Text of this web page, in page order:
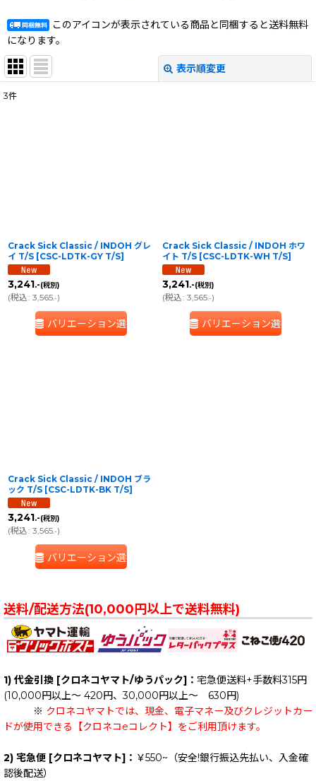
このアイコンが表示されている商品と同梱すると送料無料
になります。
表示順変更
3件
Crack Sick Classic / INDOH グレ
イ T/S [CSC-LDTK-GY T/S]
3,241.-(税別)
(税込: 3,565.-)
バリエーション選択
Crack Sick Classic / INDOH ホワ
イト T/S [CSC-LDTK-WH T/S]
3,241.-(税別)
(税込: 3,565.-)
バリエーション選択
Crack Sick Classic / INDOH ブラ
ック T/S [CSC-LDTK-BK T/S]
3,241.-(税別)
(税込: 3,565.-)
バリエーション選択
送料/配送方法(10,000円以上で送料無料)
1) 代金引換 [クロネコヤマト/ゆうパック]： 宅急便送料+手数料315円
(10,000円以上～ 420円、30,000円以上～ 630円)
※ クロネコヤマトでは、現金、電子マネー及びクレジットカー
ドが使用できる【クロネコeコレクト】をご利用頂けます。
2) 宅急便 [クロネコヤマト]： ￥550~（安全!銀行振込先払い、入金確
認後配送）